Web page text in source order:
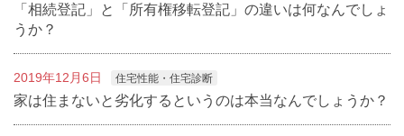
「相続登記」と「所有権移転登記」の違いは何なんでしょ
うか？
2019年12月6日 住宅性能・住宅診断
家は住まないと劣化するというのは本当なんでしょうか？